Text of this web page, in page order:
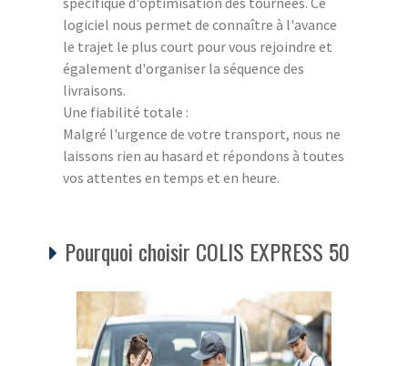
logiciel nous permet de connaître à l'avance
le trajet le plus court pour vous rejoindre et
également d'organiser la séquence des
livraisons.
Une fiabilité totale :
Malgré l'urgence de votre transport, nous ne
laissons rien au hasard et répondons à toutes
vos attentes en temps et en heure.
Pourquoi choisir COLIS EXPRESS 50